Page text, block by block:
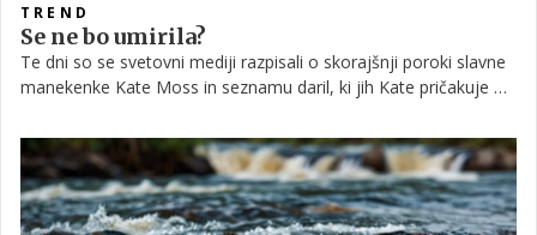
TREND
Se ne bo umirila?
Te dni so se svetovni mediji razpisali o skorajšnji poroki slavne
manekenke Kate Moss in seznamu daril, ki jih Kate pričakuje od
izbor?